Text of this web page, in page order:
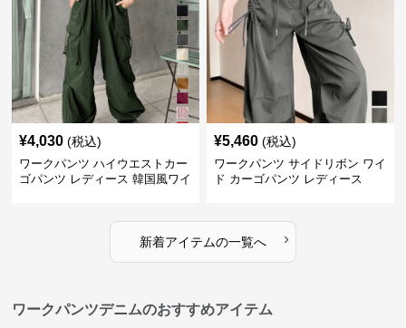
¥4,030 (税込)
ワークパンツ ハイウエストカー
ゴパンツ レディース 韓国風ワイ
¥5,460 (税込)
ワークパンツ サイドリボン ワイ
ド カーゴパンツ レディース
新着アイテムの一覧へ ›
ワークパンツデニムのおすすめアイテム